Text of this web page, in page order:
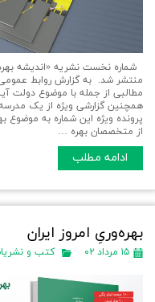
شماره نخست نشریه «اندیشه
منتشر شد. به گزارش روابط عمومی
مطالبی از جمله با موضوع دولت
همچنین گزارشی ویژه از یک
پرونده ویژه این شماره به
از متخصصان بهره …
ادامه مطلب
بهره‌وریِ امروز ایران
۱۵ مرداد ۰۲ کتب و